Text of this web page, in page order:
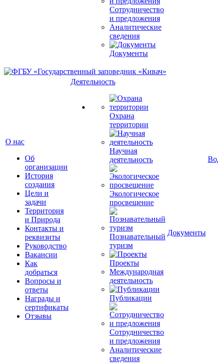
Сотрудничество
и предложения
Аналитические
сведения
Документы
О нас
Об
организации
История
создания
Цели и
задачи
Территория
и Природа
Контакты и
реквизиты
Руководство
Вакансии
Как
добраться
Вопросы и
ответы
Награды и
сертификаты
Отзывы
Деятельность
Охрана
территории
Научная
деятельность
Экологическое
просвещение
Познавательный
туризм
Проекты
Международная
деятельность
Публикации
Сотрудничество
и предложения
Аналитические
сведения
Документы